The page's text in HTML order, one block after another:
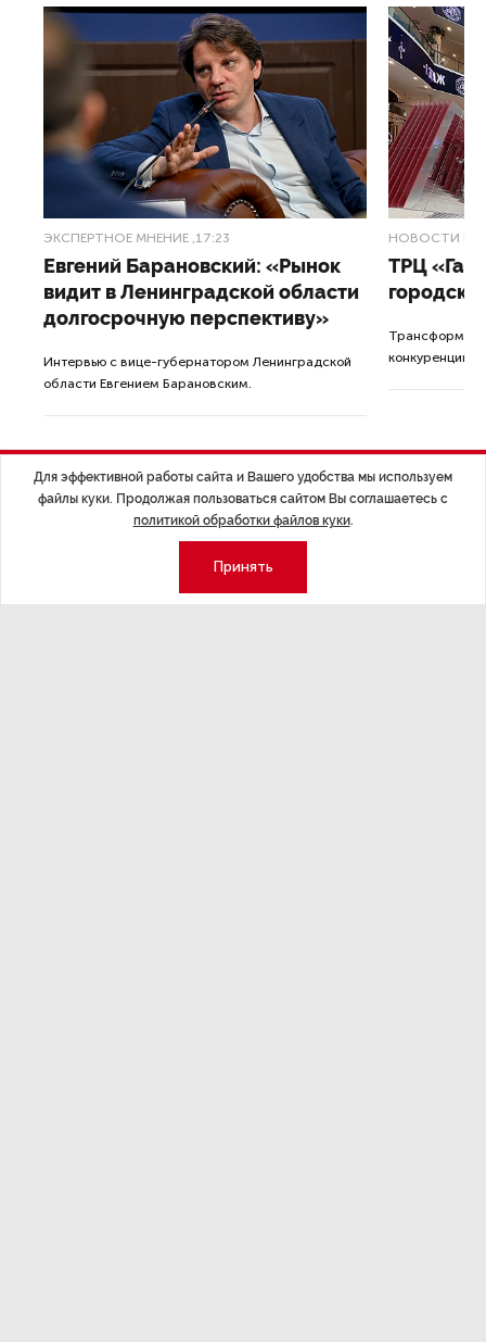
ЭКСПЕРТНОЕ МНЕНИЕ ,17:23
Евгений Барановский: «Рынок
видит в Ленинградской области
долгосрочную перспективу»
Интервью с вице-губернатором Ленинградской
области Евгением Барановским.
НОВОСТИ
ТРЦ
конкуренции
Для эффективной работы сайта и Вашего удобства мы используем
файлы куки. Продолжая пользоваться сайтом Вы соглашаетесь с
политикой обработки файлов куки.
Принять